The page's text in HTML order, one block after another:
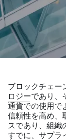
ブロックチェー
ロジーであり、
通貨での使用で
信頼性を高め、
スであり、組織
すでに、サプラ